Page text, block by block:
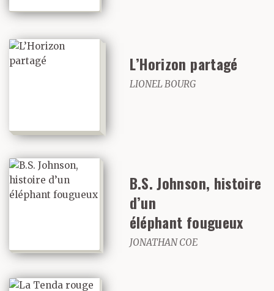
L’Horizon partagé
LIONEL BOURG
B.S. Johnson, histoire
d’un
éléphant fougueux
JONATHAN COE